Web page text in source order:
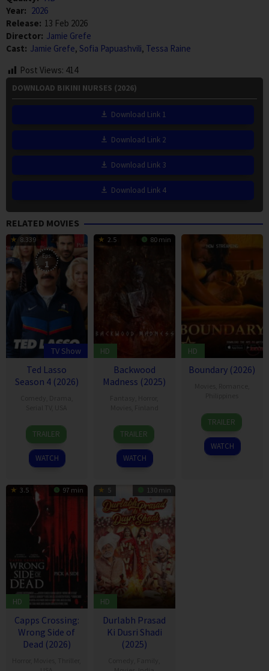
Year: 2026
Release: 13 Feb 2026
Director: Jamie Grefe
Cast: Jamie Grefe, Sofia Papuashvili, Tessa Raine
Post Views: 414
DOWNLOAD BIKINI NURSES (2026)
Download Link 1
Download Link 2
Download Link 3
Download Link 4
RELATED MOVIES
8.339
Eps:
1
TV Show
Ted Lasso
Season 4 (2026)
14
Aug
2020
Jason
Sudeikis
TRAILER
WATCH
2.5 80 min
HD
Backwood
Madness (2025)
22
Aug
2025
Ari
Savonen
TRAILER
WATCH
HD
Boundary (2026)
TRAILER
WATCH
3.5 97 min
HD
Capps Crossing:
Wrong Side of
Dead (2026)
5 130 min
HD
Durlabh Prasad
Ki Dusri Shadi
(2025)